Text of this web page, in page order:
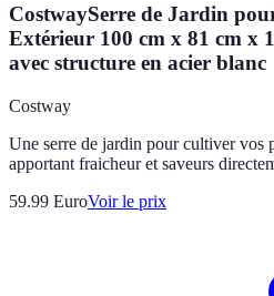
CostwaySerre de Jardin
Extérieur 100 cm x 81 cm x
avec structure en acier blanc
Costway
Une serre de jardin pour cultiver vos
apportant fraicheur et saveurs
59.99 EuroVoir le prix